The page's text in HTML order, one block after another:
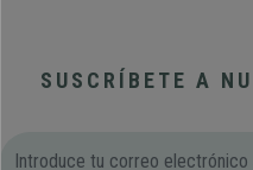
SUSCRÍBETE A